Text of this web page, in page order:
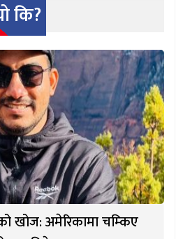
कि?
खोज: अमेरिकामा चम्किए